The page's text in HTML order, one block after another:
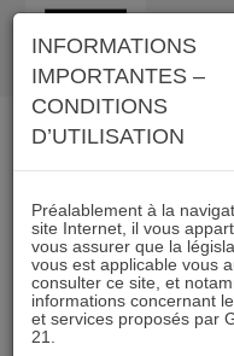
Skip
content
31.07.2023 -
INFORMATIONS
IMPORTANTES –
CONDITIONS
D’UTILISATION
Préalablement à la
site Internet, il vous
vous assurer que la
vous est applicable vous
consulter ce site, et
informations concernant
et services proposés par
21.